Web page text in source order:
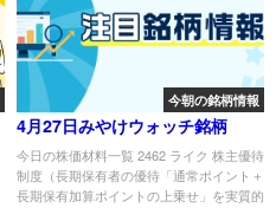
今朝の銘柄情報
4月27日みやけウォッチ銘柄
今日の株価材料一覧 2462 ライク 株主優待
制度（長期保有者の優待「通常ポイント＋
長期保有加算ポイントの上乗せ」を実質的